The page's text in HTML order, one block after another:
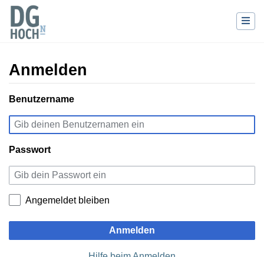
Anmelden
Wechseln zu:Navigation
Benutzername
Passwort
Angemeldet bleiben
Anmelden